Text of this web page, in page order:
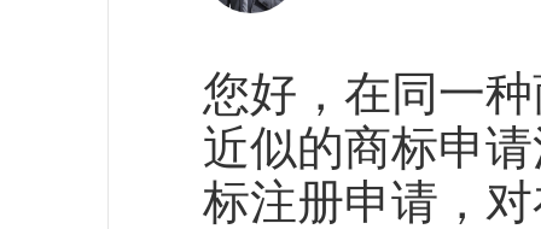
您好，在同一
近似的商标申
标注册申请，